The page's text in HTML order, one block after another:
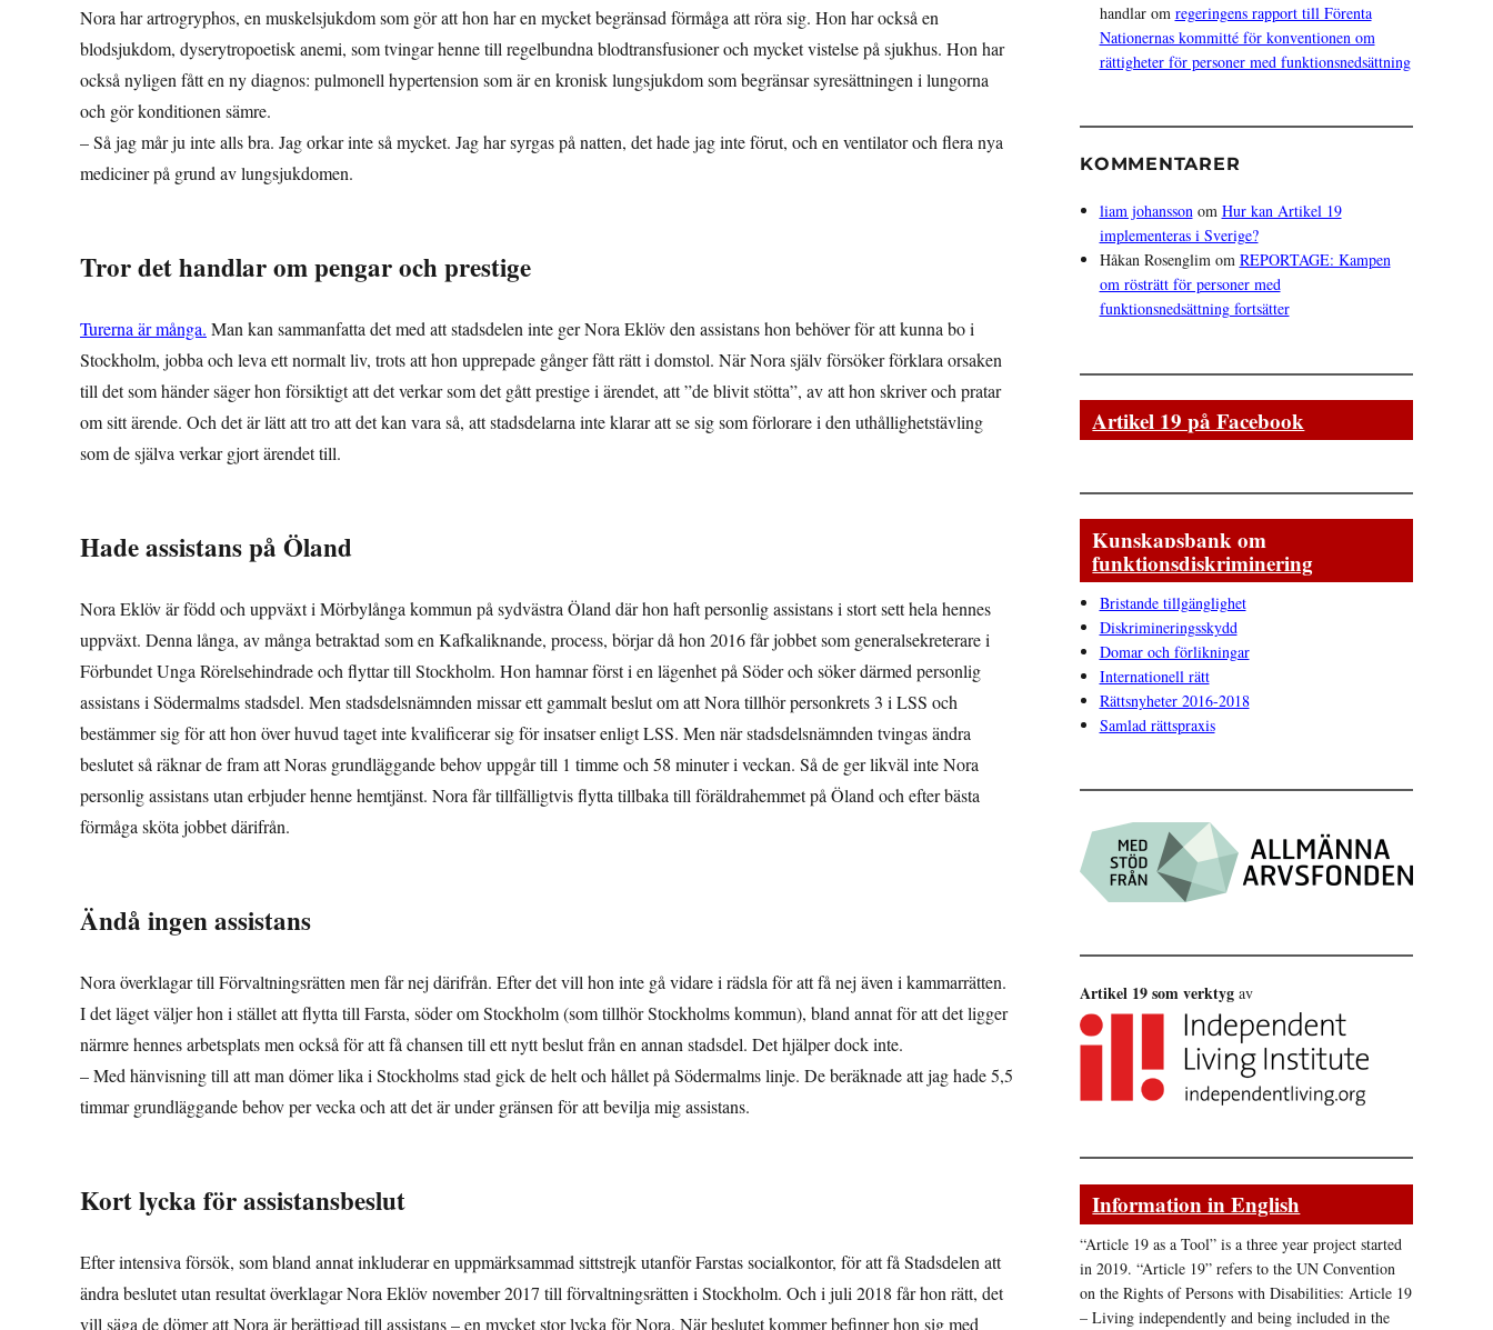
Nora har artrogryphos, en muskelsjukdom som gör att hon har en mycket begränsad förmåga att röra sig. Hon har också en
blodsjukdom, dyserytropoetisk anemi, som tvingar henne till regelbundna blodtransfusioner och mycket vistelse på sjukhus. Hon har
också nyligen fått en ny diagnos: pulmonell hypertension som är en kronisk lungsjukdom som begränsar syresättningen i lungorna
och gör konditionen sämre.
– Så jag mår ju inte alls bra. Jag orkar inte så mycket. Jag har syrgas på natten, det hade jag inte förut, och en ventilator och flera nya
mediciner på grund av lungsjukdomen.
Tror det handlar om pengar och prestige
Turerna är många. Man kan sammanfatta det med att stadsdelen inte ger Nora Eklöv den assistans hon behöver för att kunna bo i
Stockholm, jobba och leva ett normalt liv, trots att hon upprepade gånger fått rätt i domstol. När Nora själv försöker förklara orsaken
till det som händer säger hon försiktigt att det verkar som det gått prestige i ärendet, att ”de blivit stötta”, av att hon skriver och pratar
om sitt ärende. Och det är lätt att tro att det kan vara så, att stadsdelarna inte klarar att se sig som förlorare i den uthållighetstävling
som de själva verkar gjort ärendet till.
Hade assistans på Öland
Nora Eklöv är född och uppväxt i Mörbylånga kommun på sydvästra Öland där hon haft personlig assistans i stort sett hela hennes
uppväxt. Denna långa, av många betraktad som en Kafkaliknande, process, börjar då hon 2016 får jobbet som generalsekreterare i
Förbundet Unga Rörelsehindrade och flyttar till Stockholm. Hon hamnar först i en lägenhet på Söder och söker därmed personlig
assistans i Södermalms stadsdel. Men stadsdelsnämnden missar ett gammalt beslut om att Nora tillhör personkrets 3 i LSS och
bestämmer sig för att hon över huvud taget inte kvalificerar sig för insatser enligt LSS. Men när stadsdelsnämnden tvingas ändra
beslutet så räknar de fram att Noras grundläggande behov uppgår till 1 timme och 58 minuter i veckan. Så de ger likväl inte Nora
personlig assistans utan erbjuder henne hemtjänst. Nora får tillfälligtvis flytta tillbaka till föräldrahemmet på Öland och efter bästa
förmåga sköta jobbet därifrån.
Ändå ingen assistans
Nora överklagar till Förvaltningsrätten men får nej därifrån. Efter det vill hon inte gå vidare i rädsla för att få nej även i kammarrätten.
I det läget väljer hon i stället att flytta till Farsta, söder om Stockholm (som tillhör Stockholms kommun), bland annat för att det ligger
närmre hennes arbetsplats men också för att få chansen till ett nytt beslut från en annan stadsdel. Det hjälper dock inte.
– Med hänvisning till att man dömer lika i Stockholms stad gick de helt och hållet på Södermalms linje. De beräknade att jag hade 5,5
timmar grundläggande behov per vecka och att det är under gränsen för att bevilja mig assistans.
Kort lycka för assistansbeslut
Efter intensiva försök, som bland annat inkluderar en uppmärksammad sittstrejk utanför Farstas socialkontor, för att få Stadsdelen att
ändra beslutet utan resultat överklagar Nora Eklöv november 2017 till förvaltningsrätten i Stockholm. Och i juli 2018 får hon rätt, det
vill säga de dömer att Nora är berättigad till assistans – en mycket stor lycka för Nora. När beslutet kommer befinner hon sig med
handlar om regeringens rapport till Förenta
Nationernas kommitté för konventionen om
rättigheter för personer med funktionsnedsättning
KOMMENTARER
liam johanssonom Hur kan Artikel 19
implementeras i Sverige?
Håkan Rosenglimom REPORTAGE: Kampen
om rösträtt för personer med
funktionsnedsättning fortsätter
Artikel 19 på Facebook
Kunskapsbank om
funktionsdiskriminering
Bristande tillgänglighet
Diskrimineringsskydd
Domar och förlikningar
Internationell rätt
Rättsnyheter 2016-2018
Samlad rättspraxis
Artikel 19 som verktyg av
Information in English
“Article 19 as a Tool” is a three year project started
in 2019. “Article 19” refers to the UN Convention
on the Rights of Persons with Disabilities: Article 19
– Living independently and being included in the